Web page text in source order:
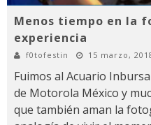
Menos tiempo en la
experiencia
f0tofestin 15 marzo,
Fuimos al Acuario
de Motorola México y
que también aman la